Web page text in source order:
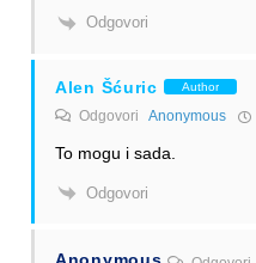
Odgovori
Alen Šćuric Author
Odgovori Anonymous
To mogu i sada.
Odgovori